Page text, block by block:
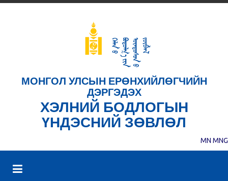
МОНГОЛ УЛСЫН ЕРӨНХИЙЛӨГЧИЙН
ДЭРГЭДЭХ
ХЭЛНИЙ БОДЛОГЫН
ҮНДЭСНИЙ ЗӨВЛӨЛ
MN MNG